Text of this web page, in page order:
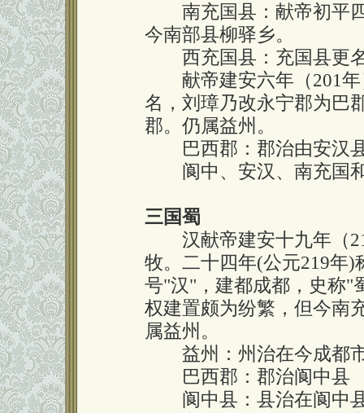
南充国县：献帝初平四
今南部县柳驿乡。
西充国县：充国县更名
献帝建安六年（201年
名，刘璋乃改永宁郡为巴
郡。仍属益州。
巴西郡：郡治由安汉
阆中、安汉、南充国和
三国蜀
汉献帝建安十九年（
牧。二十四年(公元219年)
号"汉"，建都成都，史称"
权建置颇为纷繁，但今南
属益州。
益州：州治在今成都
巴西郡：郡治阆中县
阆中县：县治在阆中